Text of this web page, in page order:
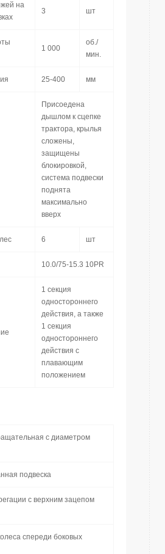
на
3 шт
1 000
об./
мин.
25-400 мм
Присоедена
дышлом к сцепке
трактора, крылья
сложены,
защищены
блокировкой,
система подвески
поднята
максимально
вверх
6 шт
10.0/75-15.3 10PR
1 секция
одностороннего
действия, а также
1 секция
одностороннего
действия с
плавающим
положением
с диаметром
подвеска
с верхним зацепом
спереди боковых